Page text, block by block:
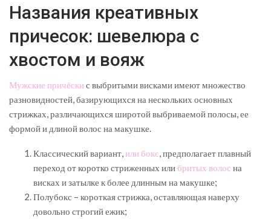
Названия креативных
причесок: шевелюра с
хвостом и вояж
Мужские причёски с выбритыми висками имеют множество
разновидностей, базирующихся на нескольких основных
стрижках, различающихся широтой выбриваемой полосы, ее
формой и длиной волос на макушке.
Классический вариант,или бокс, предполагает плавный
переход от коротко стриженных или бритых волос на
висках и затылке к более длинным на макушке;
Полубокс – короткая стрижка, оставляющая наверху
довольно строгий ежик;